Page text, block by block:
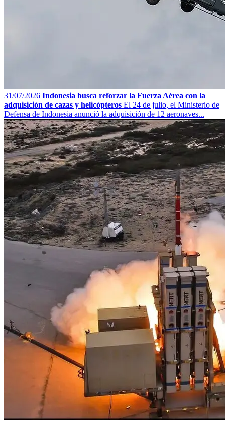
31/07/2026 Indonesia busca reforzar la Fuerza Aérea con la
adquisición de cazas y helicópteros El 24 de julio, el Ministerio de
Defensa de Indonesia anunció la adquisición de 12 aeronaves...